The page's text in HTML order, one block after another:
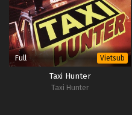
Full Vietsub
Taxi Hunter
Taxi Hunter